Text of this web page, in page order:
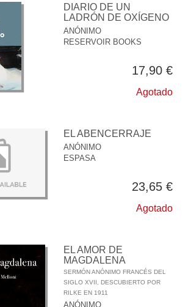
DIARIO DE UN
LADRÓN DE OXÍGENO
ANÓNIMO
RESERVOIR BOOKS
17,90 €
Agotado
EL ABENCERRAJE
ANÓNIMO
ESPASA
23,65 €
Agotado
EL AMOR DE
MAGDALENA
SERMÓN ANÓNIMO FRANCÉS DEL
SIGLO XVII, DESCUBIERTO POR
RILKE EN 1911
ANÓNIMO